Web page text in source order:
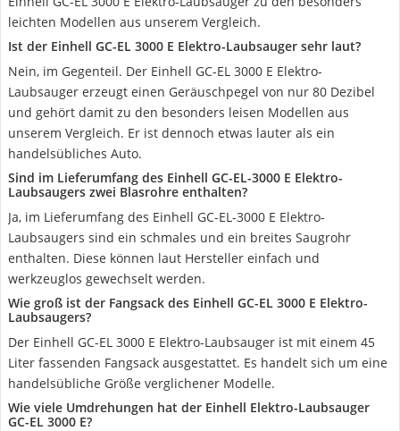
leichten Modellen aus unserem Vergleich.
Ist der Einhell GC-EL 3000 E Elektro-Laubsauger sehr laut?
Nein, im Gegenteil. Der Einhell GC-EL 3000 E Elektro-
Laubsauger erzeugt einen Geräuschpegel von nur 80 Dezibel
und gehört damit zu den besonders leisen Modellen aus
unserem Vergleich. Er ist dennoch etwas lauter als ein
handelsübliches Auto.
Sind im Lieferumfang des Einhell GC-EL-3000 E Elektro-
Laubsaugers zwei Blasrohre enthalten?
Ja, im Lieferumfang des Einhell GC-EL-3000 E Elektro-
Laubsaugers sind ein schmales und ein breites Saugrohr
enthalten. Diese können laut Hersteller einfach und
werkzeuglos gewechselt werden.
Wie groß ist der Fangsack des Einhell GC-EL 3000 E Elektro-
Laubsaugers?
Der Einhell GC-EL 3000 E Elektro-Laubsauger ist mit einem 45
Liter fassenden Fangsack ausgestattet. Es handelt sich um eine
handelsübliche Größe verglichener Modelle.
Wie viele Umdrehungen hat der Einhell Elektro-Laubsauger
GC-EL 3000 E?